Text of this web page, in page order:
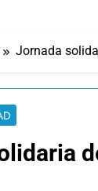
Jornada